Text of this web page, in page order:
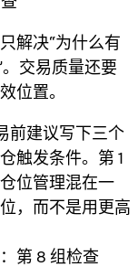
解决“为什么有
交易质量还要
位置。
前建议写下三个
触发条件。第 1
位管理混在一
，而不是用更高
第 8 组检查